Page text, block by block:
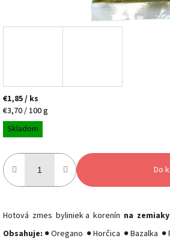
€1,85/ ks
Jednotková
cena:
€3,70 / 100 g
Skladom
Do
Hotová zmes byliniek a korenín na zemiaky
Obsahuje: ● Oregano ● Horčica ● Bazalka ●